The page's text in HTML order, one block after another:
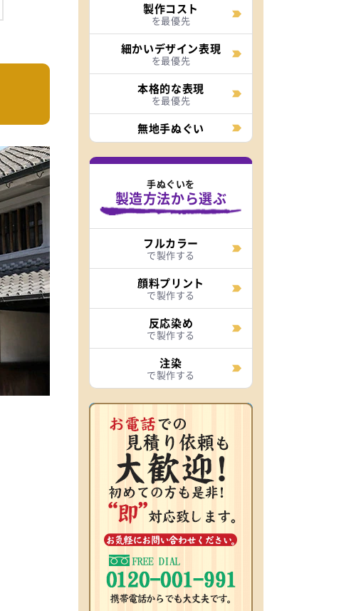
製作コスト
を最優先
細かいデザイン表現
を最優先
本格的な表現
を最優先
無地手ぬぐい
手ぬぐいを
製造方法から選ぶ
フルカラー
で製作する
顔料プリント
で製作する
反応染め
で製作する
注染
で製作する